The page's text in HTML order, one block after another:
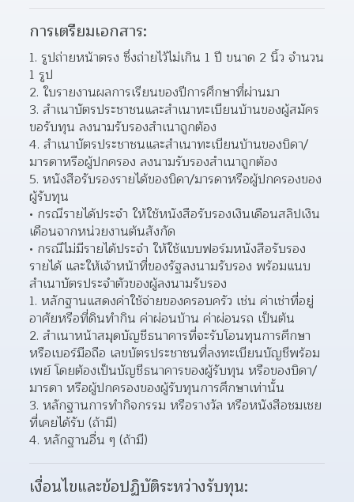
การเตรียมเอกสาร:
รูปถ่ายหน้าตรง ซึ่งถ่ายไว้ไม่เกิน 1 ปี ขนาด 2 นิ้ว จำนวน
1 รูป
ใบรายงานผลการเรียนของปีการศึกษาที่ผ่านมา
สำเนาบัตรประชาชนและสำเนาทะเบียนบ้านของผู้สมัคร
ขอรับทุน ลงนามรับรองสำเนาถูกต้อง
สำเนาบัตรประชาชนและสำเนาทะเบียนบ้านของบิดา/
มารดาหรือผู้ปกครอง ลงนามรับรองสำเนาถูกต้อง
หนังสือรับรองรายได้ของบิดา/มารดาหรือผู้ปกครองของ
ผู้รับทุน
กรณีรายได้ประจำ ให้ใช้หนังสือรับรองเงินเดือนสลิปเงิน
เดือนจากหน่วยงานต้นสังกัด
กรณีไม่มีรายได้ประจำ ให้ใช้แบบฟอร์มหนังสือรับรอง
รายได้ และให้เจ้าหน้าที่ของรัฐลงนามรับรอง พร้อมแนบ
สำเนาบัตรประจำตัวของผู้ลงนามรับรอง
หลักฐานแสดงค่าใช้จ่ายของครอบครัว เช่น ค่าเช่าที่อยู่
อาศัยหรือที่ดินทำกิน ค่าผ่อนบ้าน ค่าผ่อนรถ เป็นต้น
สำเนาหน้าสมุดบัญชีธนาคารที่จะรับโอนทุนการศึกษา
หรือเบอร์มือถือ เลขบัตรประชาชนที่ลงทะเบียนบัญชีพร้อม
เพย์ โดยต้องเป็นบัญชีธนาคารของผู้รับทุน หรือของบิดา/
มารดา หรือผู้ปกครองของผู้รับทุนการศึกษาเท่านั้น
หลักฐานการทำกิจกรรม หรือรางวัล หรือหนังสือชมเชย
ที่เคยได้รับ (ถ้ามี)
หลักฐานอื่น ๆ (ถ้ามี)
เงื่อนไขและข้อปฏิบัติระหว่างรับทุน: